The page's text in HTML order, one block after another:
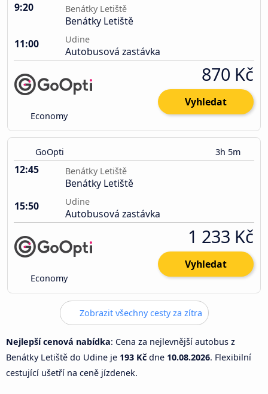
9:20 Benátky Letiště
Benátky Letiště
11:00
Udine
Autobusová zastávka
Economy
870 Kč
Vyhledat
GoOpti 3h 5m
12:45 Benátky Letiště
Benátky Letiště
15:50
Udine
Autobusová zastávka
Economy
1 233 Kč
Vyhledat
Zobrazit všechny cesty za zítra
Nejlepší cenová nabídka: Cena za nejlevnější autobus z
Benátky Letiště do Udine je 193 Kč dne 10.08.2026. Flexibilní
cestující ušetří na ceně jízdenek.